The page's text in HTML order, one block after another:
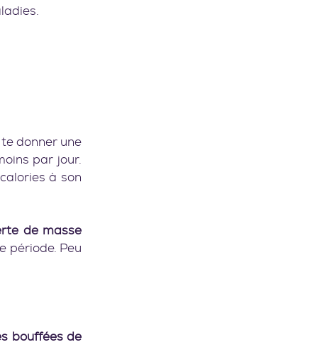
donner une
par jour.
à son
de masse
période. Peu
bouffées de